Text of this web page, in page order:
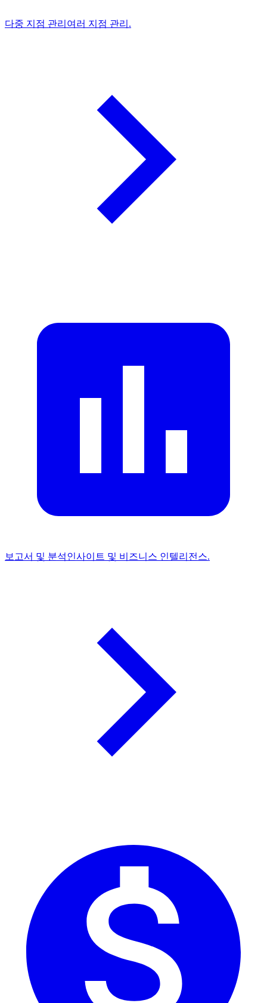
다중 지점 관리 여러 지점 관리.
보고서 및 분석인사이트 및 비즈니스 인텔리전스.